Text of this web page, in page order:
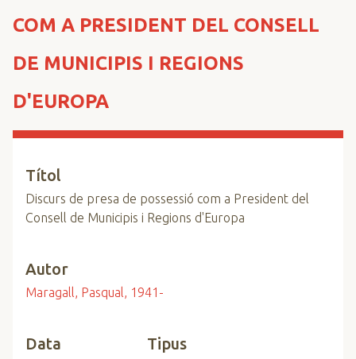
COM A PRESIDENT DEL CONSELL
DE MUNICIPIS I REGIONS
D'EUROPA
Títol
Discurs de presa de possessió com a President del
Consell de Municipis i Regions d'Europa
Autor
Maragall, Pasqual, 1941-
Data Tipus